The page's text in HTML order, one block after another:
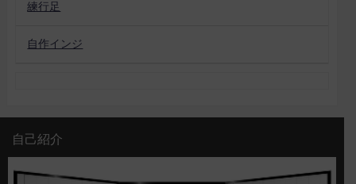
練行足
自作インジ
自己紹介